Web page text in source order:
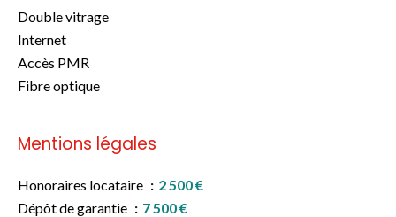
Double vitrage
Internet
Accès PMR
Fibre optique
Mentions légales
Honoraires locataire
2 500 €
Dépôt de garantie
7 500 €